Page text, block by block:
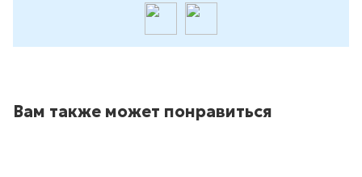
Вам также может понравиться